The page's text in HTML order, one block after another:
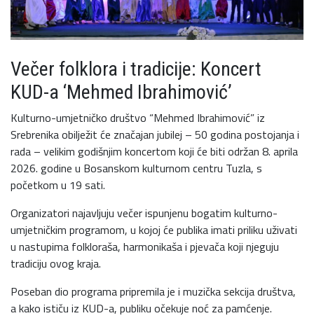
Večer folklora i tradicije: Koncert
KUD-a ‘Mehmed Ibrahimović’
Kulturno-umjetničko društvo “Mehmed Ibrahimović” iz
Srebrenika obilježit će značajan jubilej – 50 godina postojanja i
rada – velikim godišnjim koncertom koji će biti održan 8. aprila
2026. godine u Bosanskom kulturnom centru Tuzla, s
početkom u 19 sati.
Organizatori najavljuju večer ispunjenu bogatim kulturno-
umjetničkim programom, u kojoj će publika imati priliku uživati
u nastupima folkloraša, harmonikaša i pjevača koji njeguju
tradiciju ovog kraja.
Poseban dio programa pripremila je i muzička sekcija društva,
a kako ističu iz KUD-a, publiku očekuje noć za pamćenje.